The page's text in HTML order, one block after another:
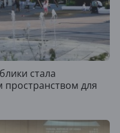
стала
для